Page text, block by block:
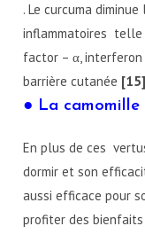
. Le curcuma
inflammatoires telle
factor – α,
barrière cutanée
● La camomille
En plus de ces
dormir et son
aussi efficace pour
profiter des